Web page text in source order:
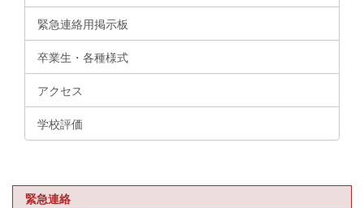
緊急連絡用掲示板
卒業生・各種様式
アクセス
学校評価
緊急連絡